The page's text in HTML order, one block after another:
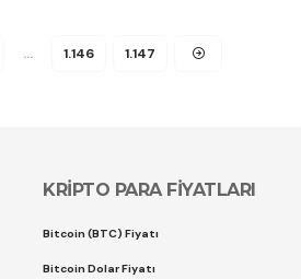
… 1.146 1.147
KRİPTO PARA FİYATLARI
Bitcoin (BTC) Fiyatı
Bitcoin Dolar Fiyatı